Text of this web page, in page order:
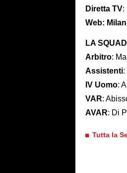
Diretta TV:
Web:
LA
Arbitro:
Assistenti:
IV Uomo:
VAR:
AVAR: Di
Tutta la